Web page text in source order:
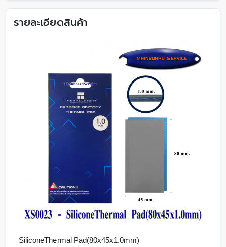
รายละเอียดสินค้า
SiliconeThermal Pad(80x45x1.0mm)